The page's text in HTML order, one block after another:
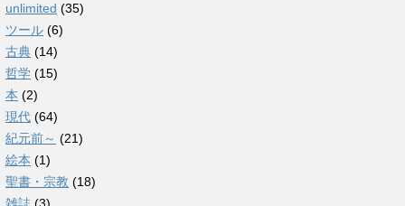
unlimited (35)
ツール (6)
古典 (14)
哲学 (15)
本 (2)
現代 (64)
紀元前～ (21)
絵本 (1)
聖書・宗教 (18)